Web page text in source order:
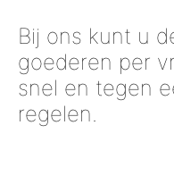
Bij ons kunt u
goederen per
snel en tegen
regelen.